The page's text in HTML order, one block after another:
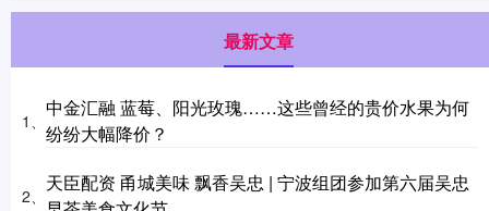
最新文章
1、
中金汇融 蓝莓、阳光玫瑰……这些曾经的贵价水果为何
纷纷大幅降价？
2、
天臣配资 甬城美味 飘香吴忠 | 宁波组团参加第六届吴忠